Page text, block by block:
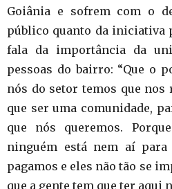
Goiânia e sofrem com o
público quanto da iniciativa
fala da importância da
pessoas do bairro: “Que o
nós do setor temos que
que ser uma comunidade,
que nós queremos.
ninguém está nem aí para
pagamos e eles não tão se
que a gente tem que ter aqui